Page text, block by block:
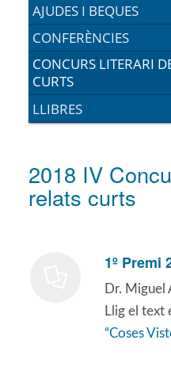
AJUDES I BEQUES
CONFERÈNCIES
CONCURS LITERARI
CURTS
LLIBRES
2018 IV
relats curts
1º Premi
Dr. Miguel
Llig el text
“Coses